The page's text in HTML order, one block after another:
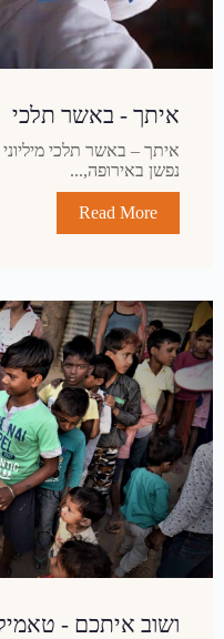
איתך - באשר תלכי
איתך – באשר תלכי
נפשן באירופה,...
Read More
ושוב איתכם -